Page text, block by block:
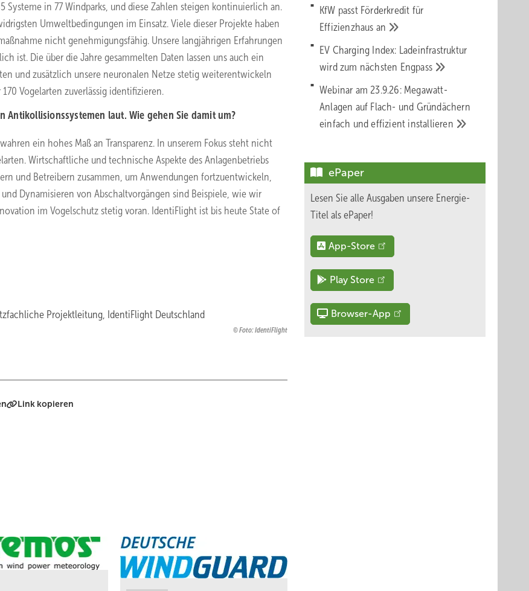
in 77 Windparks, und diese Zahlen steigen kontinuierlich an.
Umweltbedingungen im Einsatz. Viele dieser Projekte haben
nicht genehmigungsfähig. Unsere langjährigen Erfahrungen
ist. Die über die Jahre gesammelten Daten lassen uns auch ein
und zusätzlich unsere neuronalen Netze stetig weiterentwickeln
Vogelarten zuverlässig identifizieren.
laut. Wie gehen Sie damit um?
ein hohes Maß an Transparenz. In unserem Fokus steht nicht
Wirtschaftliche und technische Aspekte des Anlagenbetriebs
und Betreibern zusammen, um Anwendungen fortzuentwickeln,
Dynamisieren von Abschaltvorgängen sind Beispiele, wie wir
im Vogelschutz stetig voran. IdentiFlight ist bis heute State of
Projektleitung, IdentiFlight Deutschland
Foto: IdentiFlight
Link kopieren
KfW passt Förderkredit für
Effizienzhaus an
EV Charging Index: Ladeinfrastruktur
wird zum nächsten Engpass
Webinar am 23.9.26: Megawatt-
Anlagen auf Flach- und Gründächern
einfach und effizient installieren
ePaper
Lesen Sie alle Ausgaben unsere Energie-
Titel als ePaper!
App-Store
Play Store
Browser-App